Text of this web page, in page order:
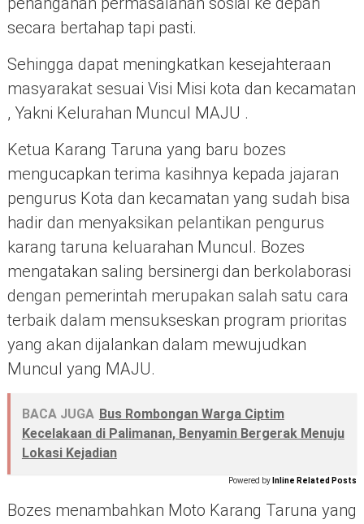
secara bertahap tapi pasti.
Sehingga dapat meningkatkan kesejahteraan
masyarakat sesuai Visi Misi kota dan kecamatan
, Yakni Kelurahan Muncul MAJU .
Ketua Karang Taruna yang baru bozes
mengucapkan terima kasihnya kepada jajaran
pengurus Kota dan kecamatan yang sudah bisa
hadir dan menyaksikan pelantikan pengurus
karang taruna keluarahan Muncul. Bozes
mengatakan saling bersinergi dan berkolaborasi
dengan pemerintah merupakan salah satu cara
terbaik dalam mensukseskan program prioritas
yang akan dijalankan dalam mewujudkan
Muncul yang MAJU.
BACA JUGA Bus Rombongan Warga Ciptim
Kecelakaan di Palimanan, Benyamin Bergerak Menuju
Lokasi Kejadian
Powered by Inline Related Posts
Bozes menambahkan Moto Karang Taruna yang